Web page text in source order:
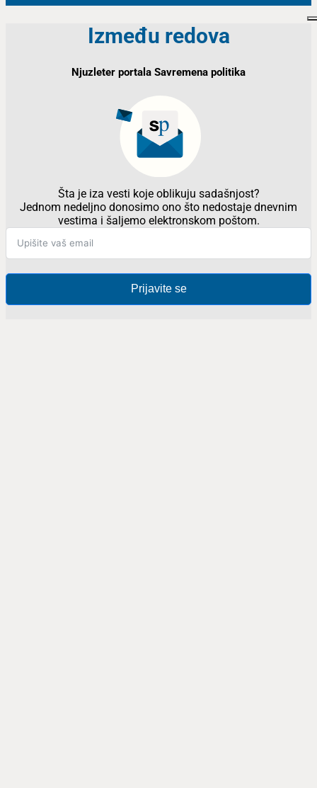
Između redova
Njuzleter portala Savremena politika
Šta je iza vesti koje oblikuju sadašnjost?
Jednom nedeljno donosimo ono što nedostaje dnevnim
vestima i šaljemo elektronskom poštom.
Prijavite se